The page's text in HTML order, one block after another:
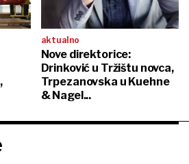
aktualno
Nove direktorice:
Drinković u Tržištu novca,
Trpezanovska u Kuehne
& Nagel...